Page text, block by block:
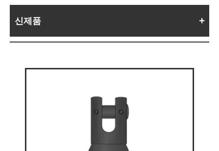
신제품